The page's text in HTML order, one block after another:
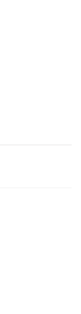
via X -
via
nieuwsbericht
dit